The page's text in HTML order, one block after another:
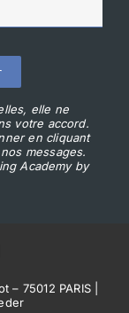
elle ne
votre accord.
en cliquant
messages.
Academy by
75012 PARIS |